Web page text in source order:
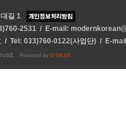
길 1
2531 / E-mail:
/ Tel: 033)760-0122(사업단) / E-
Powered by D'TRUST